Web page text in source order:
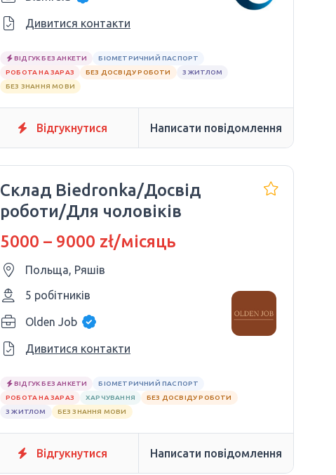
Дивитися контакти
ВІДГУК БЕЗ АНКЕТИ
БІОМЕТРИЧНИЙ ПАСПОРТ
РОБОТА НА ЗАРАЗ
БЕЗ ДОСВІДУ РОБОТИ
З ЖИТЛОМ
БЕЗ ЗНАННЯ МОВИ
Відгукнутися Написати повідомлення
Склад Biedronka/Досвід
роботи/Для чоловіків
5000 – 9000 zł/місяць
Польща, Ряшів
5 робітників
Olden Job
Дивитися контакти
ВІДГУК БЕЗ АНКЕТИ
БІОМЕТРИЧНИЙ ПАСПОРТ
РОБОТА НА ЗАРАЗ
ХАРЧУВАННЯ
БЕЗ ДОСВІДУ РОБОТИ
З ЖИТЛОМ
БЕЗ ЗНАННЯ МОВИ
Відгукнутися Написати повідомлення